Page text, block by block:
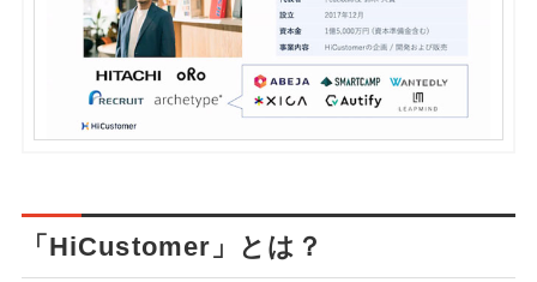
「HiCustomer」とは？